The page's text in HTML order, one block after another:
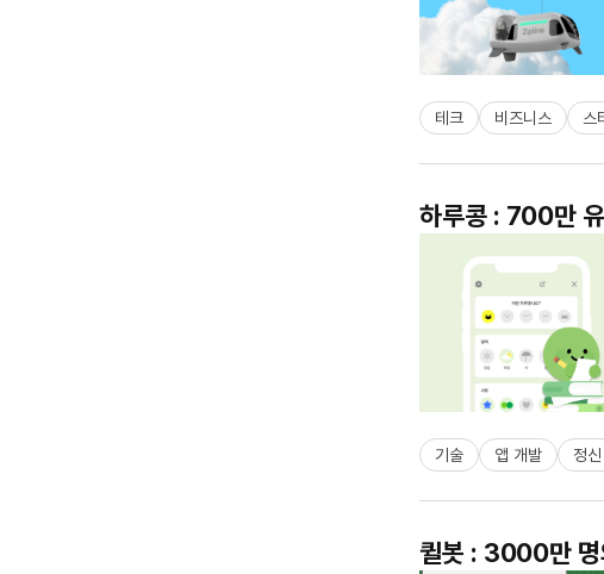
테크 비즈니스 스
하루콩 : 700만
기술 앱 개발 정
퀼봇 : 3000만 명